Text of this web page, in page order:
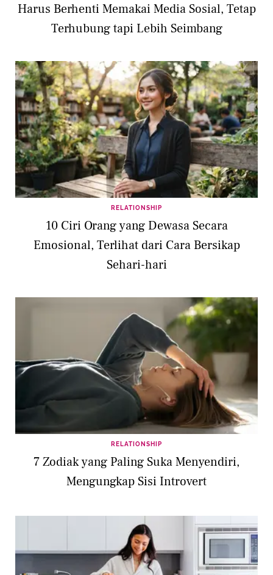
Harus Berhenti Memakai Media Sosial, Tetap
Terhubung tapi Lebih Seimbang
RELATIONSHIP
10 Ciri Orang yang Dewasa Secara
Emosional, Terlihat dari Cara Bersikap
Sehari-hari
RELATIONSHIP
7 Zodiak yang Paling Suka Menyendiri,
Mengungkap Sisi Introvert